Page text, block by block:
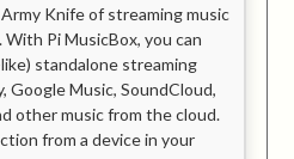
Knife of streaming music
Pi MusicBox, you can
standalone streaming
Google Music, SoundCloud,
other music from the cloud.
from a device in your